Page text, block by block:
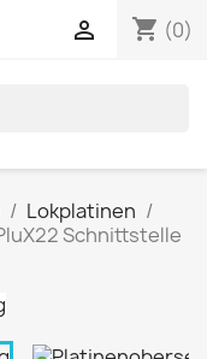
shopping_cart (0)

Lokplatinen
Schnittstelle